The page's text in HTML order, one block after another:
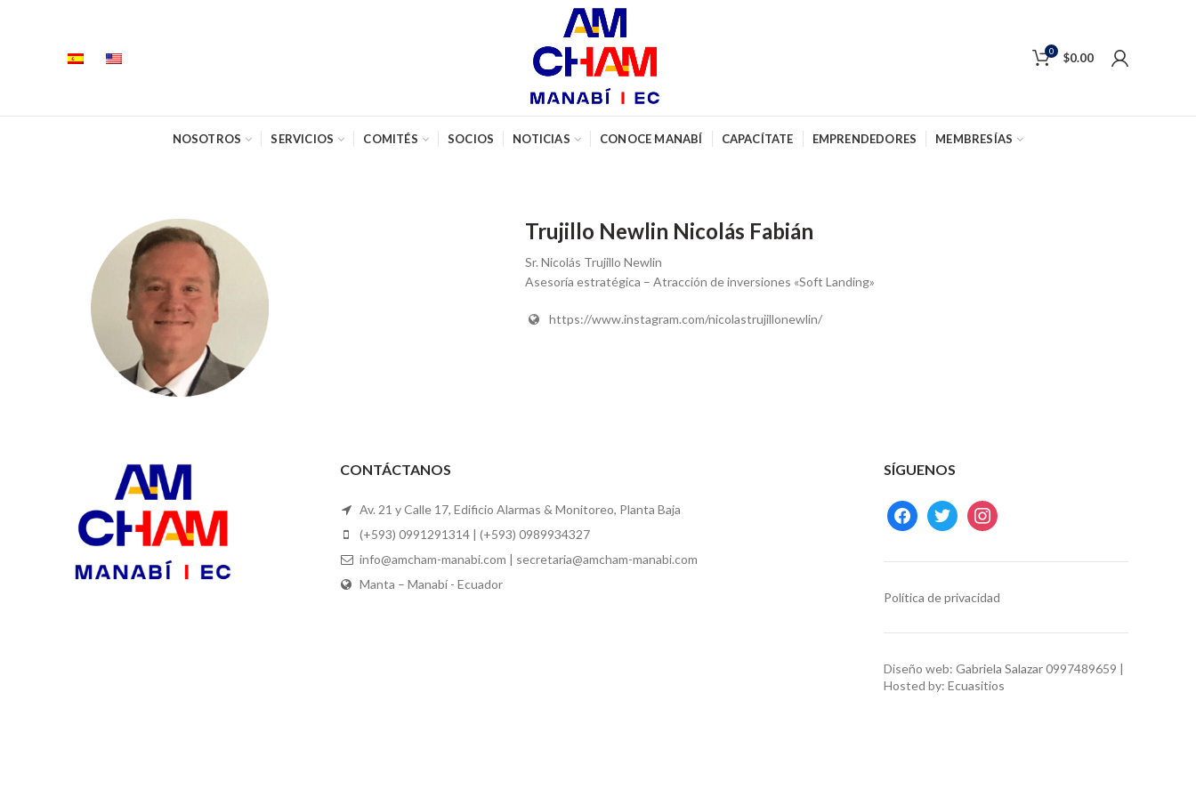
0 $0.00
NOSOTROS SERVICIOS COMITÉS SOCIOS NOTICIAS CONOCE MANABÍ CAPACÍTATE EMPRENDEDORES MEMBRESÍAS
Trujillo Newlin Nicolás Fabián
Sr. Nicolás Trujillo Newlin
Asesoría estratégica – Atracción de inversiones «Soft Landing»
https://www.instagram.com/nicolastrujillonewlin/
CONTÁCTANOS
Av. 21 y Calle 17, Edificio Alarmas & Monitoreo, Planta Baja
(+593) 0991291314 | (+593) 0989934327
info@amcham-manabi.com | secretaria@amcham-manabi.com
Manta – Manabí - Ecuador
SÍGUENOS
facebooktwitter instagram
Política de privacidad
Diseño web: Gabriela Salazar0997489659 |
Hosted by: Ecuasitios